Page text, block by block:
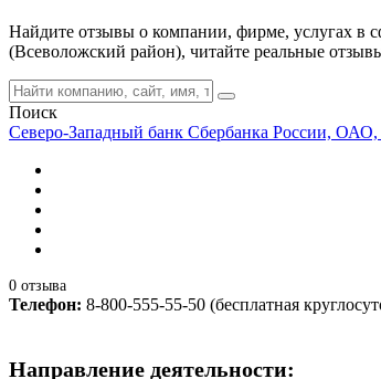
Найдите отзывы о компании, фирме, услугах в
(Всеволожский район), читайте реальные
Поиск
Северо-Западный банк Сбербанка России, ОАО,
0 отзыва
Телефон: 8-800-555-55-50 (бесплатная
Направление деятельности: